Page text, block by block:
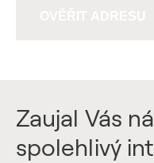
Zaujal Vás
spolehlivý